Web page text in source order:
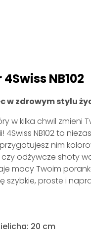
NB102
w zdrowym stylu
w kilka chwil zmieni
4Swiss NB102 to
nim
odżywcze shoty
mocy Twoim
szybkie, proste i
20 cm